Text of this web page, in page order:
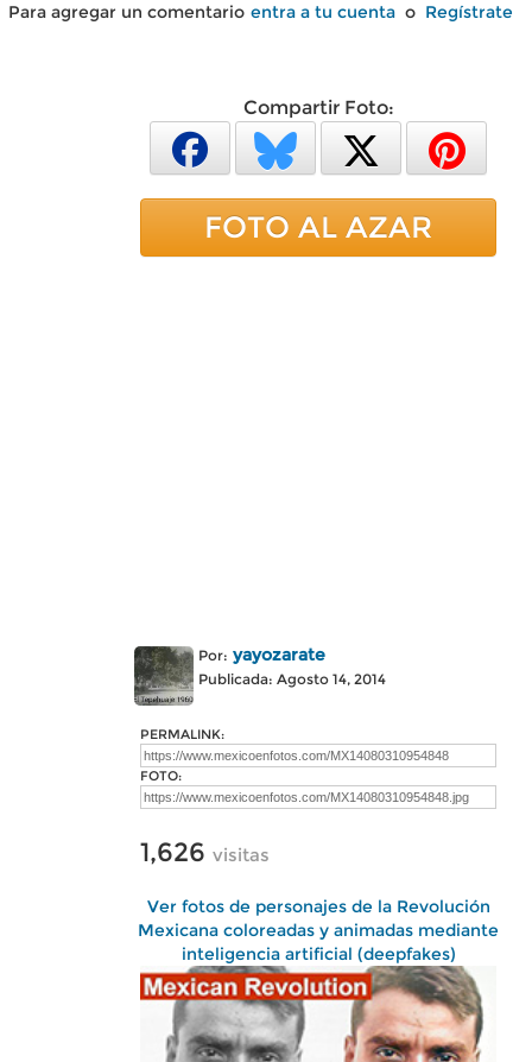
Para agregar un comentario entra a tu cuenta o Regístrate
Compartir Foto:
FOTO AL AZAR
Por: yayozarate
Publicada: Agosto 14, 2014
PERMALINK:
FOTO:
1,626 visitas
Ver fotos de personajes de la Revolución
Mexicana coloreadas y animadas mediante
inteligencia artificial (deepfakes)